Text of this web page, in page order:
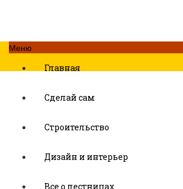
Меню
Главная
Сделай сам
Строительство
Дизайн и интерьер
Все о лестницах